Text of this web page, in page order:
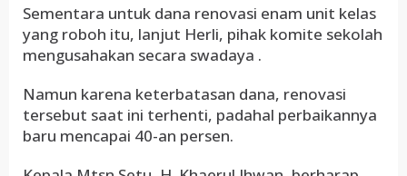
Sementara untuk dana renovasi enam unit kelas
yang roboh itu, lanjut Herli, pihak komite sekolah
mengusahakan secara swadaya .
Namun karena keterbatasan dana, renovasi
tersebut saat ini terhenti, padahal perbaikannya
baru mencapai 40-an persen.